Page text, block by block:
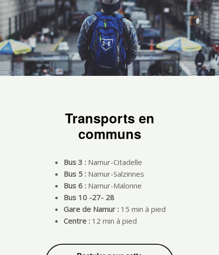
Transports en
communs
Bus 3 : Namur-Citadelle
Bus 5 : Namur-Salzinnes
Bus 6 : Namur-Malonne
Bus 10 -27- 28
Gare de Namur : 15 min à pied
Centre : 12 min à pied